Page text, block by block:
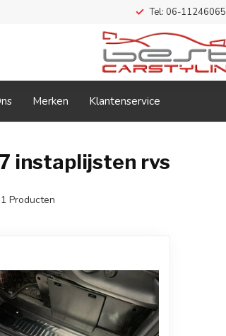
Tel: 06-11246065
Merken Klantenservice
instaplijsten rvs
1 Producten